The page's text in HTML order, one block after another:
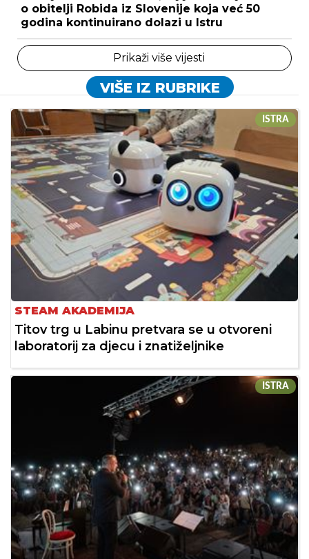
o obitelji Robida iz Slovenije koja već 50
godina kontinuirano dolazi u Istru
Prikaži više vijesti
VIŠE IZ RUBRIKE
ISTRA
STEAM AKADEMIJA
Titov trg u Labinu pretvara se u otvoreni
laboratorij za djecu i znatiželjnike
ISTRA